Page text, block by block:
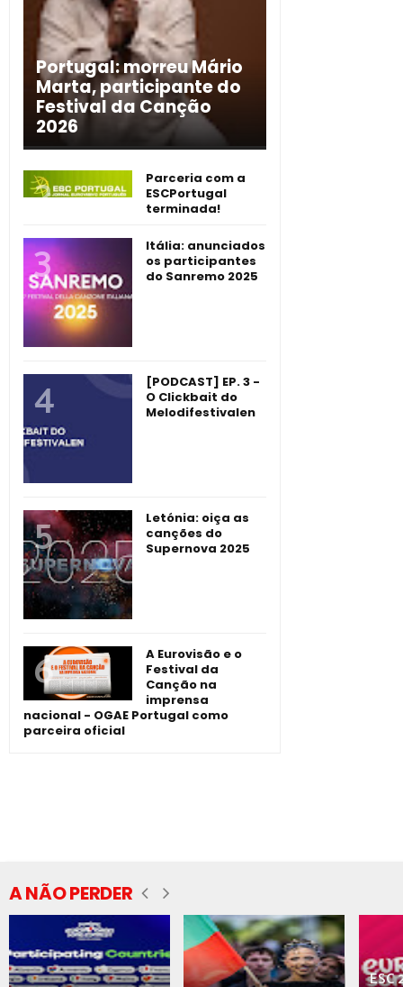
Portugal: morreu Mário
Marta, participante do
Festival da Canção
2026
Parceria com a
ESCPortugal
terminada!
Itália: anunciados
os participantes
do Sanremo 2025
[PODCAST] EP. 3 -
O Clickbait do
Melodifestivalen
Letónia: oiça as
canções do
Supernova 2025
A Eurovisão e o
Festival da
Canção na
imprensa
nacional - OGAE Portugal como
parceira oficial
A NÃO PERDER
ESC